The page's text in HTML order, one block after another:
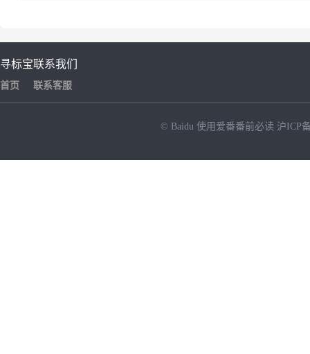
寻标宝
首页
联系我们
联系客服
© Baidu 使用爱番番前必读 沪ICP